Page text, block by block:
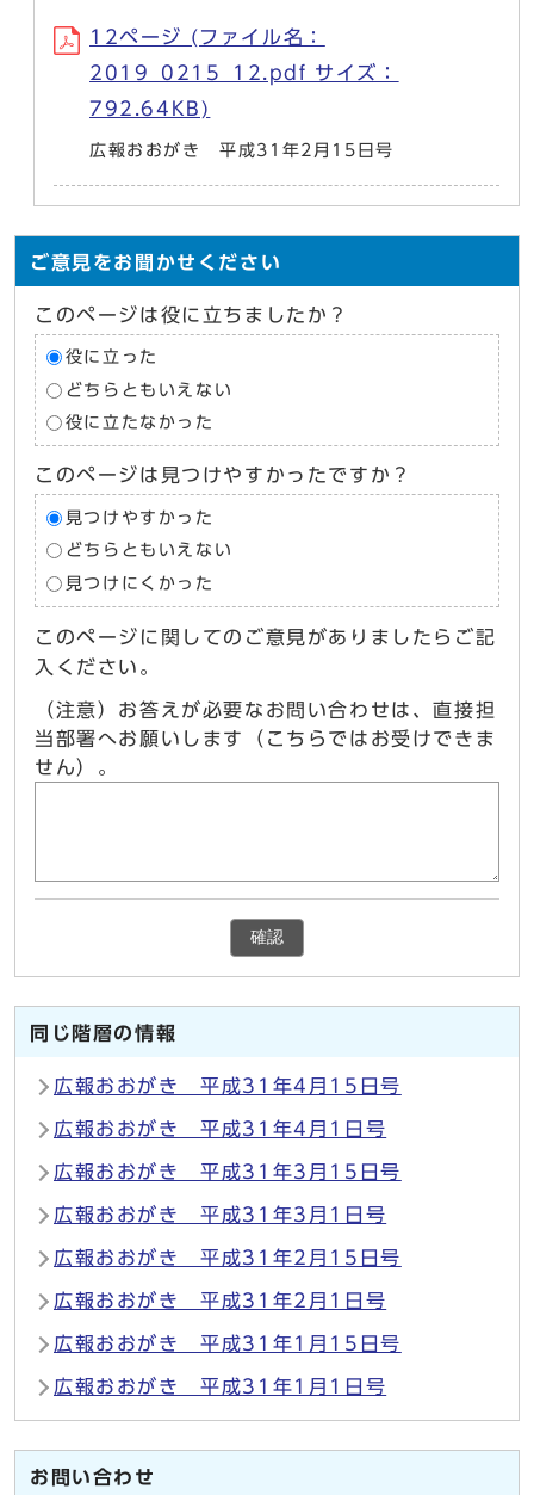
12ページ (ファイル名：
2019_0215_12.pdf サイズ：
792.64KB)
広報おおがき 平成31年2月15日号
ご意見をお聞かせください
このページは役に立ちましたか？
役に立った
どちらともいえない
役に立たなかった
このページは見つけやすかったですか？
見つけやすかった
どちらともいえない
見つけにくかった
このページに関してのご意見がありましたらご記
入ください。
（注意）お答えが必要なお問い合わせは、直接担
当部署へお願いします（こちらではお受けできま
せん）。
確認
同じ階層の情報
広報おおがき 平成31年4月15日号
広報おおがき 平成31年4月1日号
広報おおがき 平成31年3月15日号
広報おおがき 平成31年3月1日号
広報おおがき 平成31年2月15日号
広報おおがき 平成31年2月1日号
広報おおがき 平成31年1月15日号
広報おおがき 平成31年1月1日号
お問い合わせ